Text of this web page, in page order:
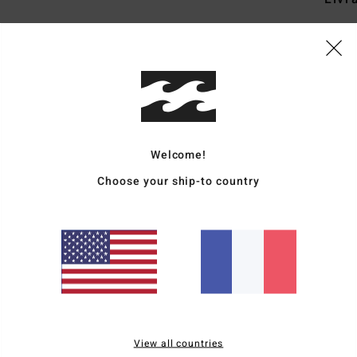
4.7/5
basé sur3 avis vérifiés
depuis mai 2026
100% de nos clients recommandent ce produit
qualité / prix
Welcome!
Choose your ship-to country
View all countries